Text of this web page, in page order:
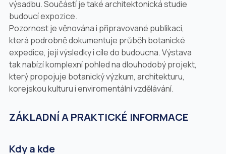
výsadbu. Součástí je také architektonická studie
budoucí expozice.
Pozornost je věnována i připravované publikaci,
která podrobně dokumentuje průběh botanické
expedice, její výsledky i cíle do budoucna. Výstava
tak nabízí komplexní pohled na dlouhodobý projekt,
který propojuje botanický výzkum, architekturu,
korejskou kulturu i enviromentální vzdělávání.
ZÁKLADNÍ A PRAKTICKÉ INFORMACE
Kdy a kde